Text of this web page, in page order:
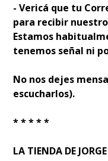
- Verificá que tu
para recibir
Estamos
tenemos señal ni
No nos dejes
escucharlos).
* * * * *
LA TIENDA DE